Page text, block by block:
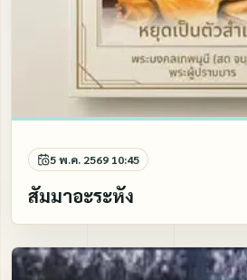
5 พ.ค. 2569 10:45
สัมมาอะระหัง